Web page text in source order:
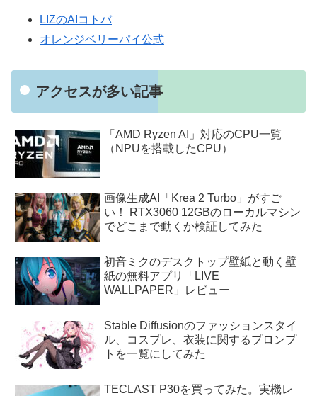
LIZのAIコトバ
オレンジベリーパイ公式
アクセスが多い記事
「AMD Ryzen AI」対応のCPU一覧
（NPUを搭載したCPU）
画像生成AI「Krea 2 Turbo」がすご
い！ RTX3060 12GBのローカルマシン
でどこまで動くか検証してみた
初音ミクのデスクトップ壁紙と動く壁
紙の無料アプリ「LIVE
WALLPAPER」レビュー
Stable Diffusionのファッションスタイ
ル、コスプレ、衣装に関するプロンプ
トを一覧にしてみた
TECLAST P30を買ってみた。実機レ